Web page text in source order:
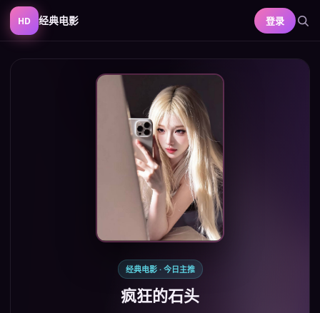
HD 经典电影 登录
经典电影· 今日主推
疯狂的石头